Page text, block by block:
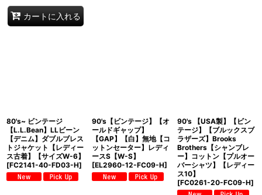
カートに入れる
80's~ ビンテージ
【L.L.Bean】LLビーン
【デニム】ダブルブレス
トジャケット【レディー
ス古着】【サイズW-6】
[FC2141-40-FD03-H]
90's【ビンテージ】【オ
ールドギャップ】
【GAP】【白】無地【コ
ットンセーター】レディ
ースS【W-S】
[EL2960-12-FC09-H]
90's 【USA製】【ビン
テージ】【ブルックスブ
ラザーズ】Brooks
Brothers【シャンブレ
ー】コットン【プルオー
バーシャツ】【レディー
ス10】
[FC0261-20-FC09-H]